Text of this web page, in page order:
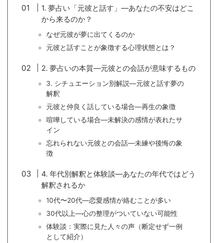
1. 夢占い「元彼と話す」—あなたの不安はどこ
から来るのか？
なぜ元彼が夢に出てくるのか
元彼と話すことが象徴する心理状態とは？
2. 夢占いの本質—元彼との会話が意味するもの
3. シチュエーション別解説—元彼と話す夢の
解釈
元彼と仲良く話している場合—再生の象徴
喧嘩している場合—未解決の感情が表れたサ
イン
忘れられない元彼との会話—未練や後悔の象
徴
4. 年代別解釈と体験談—あなたの年代ではどう
解釈されるか
10代〜20代—恋愛感情が絡むことが多い
30代以上—心の整理がついていない可能性
体験談：実際に見た人々の声（断定せず一例
として紹介）